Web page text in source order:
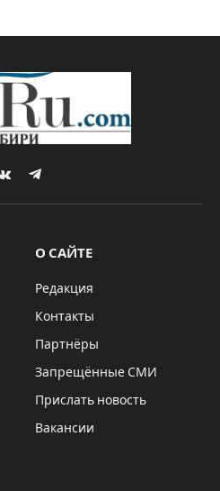
VKontakteTelegram
О САЙТЕ
Редакция
Контакты
Партнёры
Запрещённые СМИ
Прислать новость
Вакансии